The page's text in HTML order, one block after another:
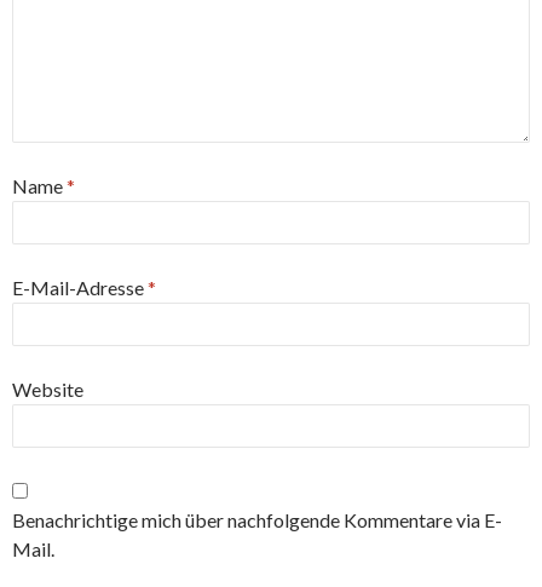
Name*
E-Mail-Adresse*
Website
Benachrichtige mich über nachfolgende Kommentare via E-
Mail.